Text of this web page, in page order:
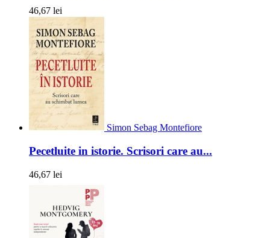
46,67 lei
Simon Sebag Montefiore
Pecetluite in istorie. Scrisori care au...
46,67 lei